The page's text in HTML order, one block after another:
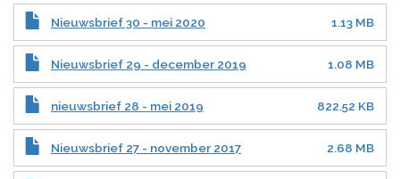
Nieuwsbrief 30 - mei 2020 1.13 MB
Nieuwsbrief 29 - december 2019 1.08 MB
nieuwsbrief 28 - mei 2019 822.52 KB
Nieuwsbrief 27 - november 2017 2.68 MB